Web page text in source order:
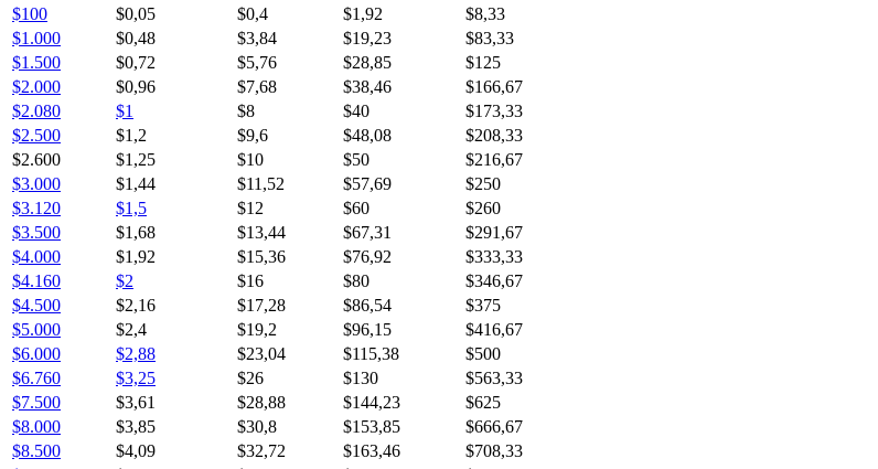
$100
$0,05 $0,4 $1,92
$8,33
$1.000
$0,48 $3,84 $19,23
$83,33
$1.500
$0,72 $5,76 $28,85
$125
$2.000
$0,96 $7,68 $38,46
$166,67
$2.080
$1 $8 $40
$173,33
$2.500
$1,2 $9,6 $48,08
$208,33
$2.600
$1,25 $10 $50
$216,67
$3.000
$1,44 $11,52 $57,69
$250
$3.120
$1,5 $12 $60
$260
$3.500
$1,68 $13,44 $67,31
$291,67
$4.000
$1,92 $15,36 $76,92
$333,33
$4.160
$2 $16 $80
$346,67
$4.500
$2,16 $17,28 $86,54
$375
$5.000
$2,4 $19,2 $96,15
$416,67
$6.000
$2,88 $23,04 $115,38
$500
$6.760
$3,25 $26 $130
$563,33
$7.500
$3,61 $28,88 $144,23
$625
$8.000
$3,85 $30,8 $153,85
$666,67
$8.500
$4,09 $32,72 $163,46
$708,33